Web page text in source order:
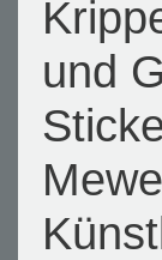
und